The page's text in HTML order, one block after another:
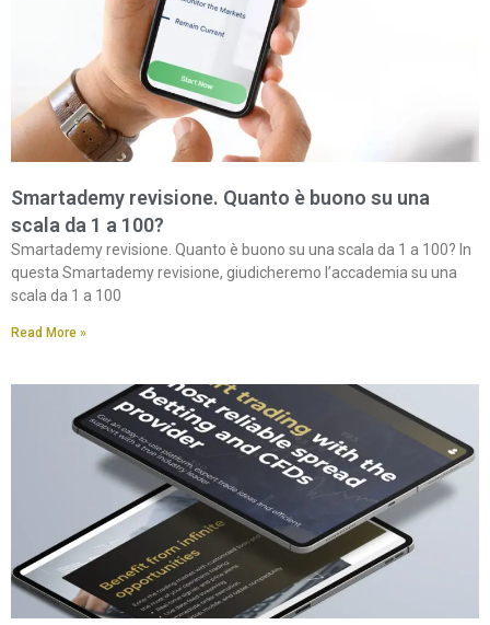
Smartademy revisione. Quanto è buono su una
scala da 1 a 100?
Smartademy revisione. Quanto è buono su una scala da 1 a 100? In
questa Smartademy revisione, giudicheremo l’accademia su una
scala da 1 a 100
Read More »